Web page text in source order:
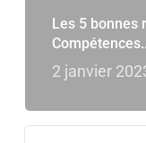
Les 5 bonnes
2 janvier